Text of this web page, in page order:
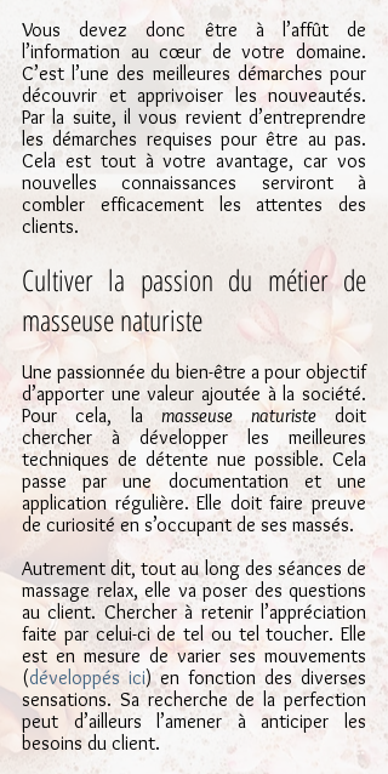
Vous devez donc être à l’affût de
l’information au cœur de votre domaine.
C’est l’une des meilleures démarches pour
découvrir et apprivoiser les nouveautés.
Par la suite, il vous revient d’entreprendre
les démarches requises pour être au pas.
Cela est tout à votre avantage, car vos
nouvelles connaissances serviront à
combler efficacement les attentes des
clients.
Cultiver la passion du métier de
masseuse naturiste
Une passionnée du bien-être a pour objectif
d’apporter une valeur ajoutée à la société.
Pour cela, la masseuse naturiste doit
chercher à développer les meilleures
techniques de détente nue possible. Cela
passe par une documentation et une
application régulière. Elle doit faire preuve
de curiosité en s’occupant de ses massés.
Autrement dit, tout au long des séances de
massage relax, elle va poser des questions
au client. Chercher à retenir l’appréciation
faite par celui-ci de tel ou tel toucher. Elle
est en mesure de varier ses mouvements
(développés ici) en fonction des diverses
sensations. Sa recherche de la perfection
peut d’ailleurs l’amener à anticiper les
besoins du client.